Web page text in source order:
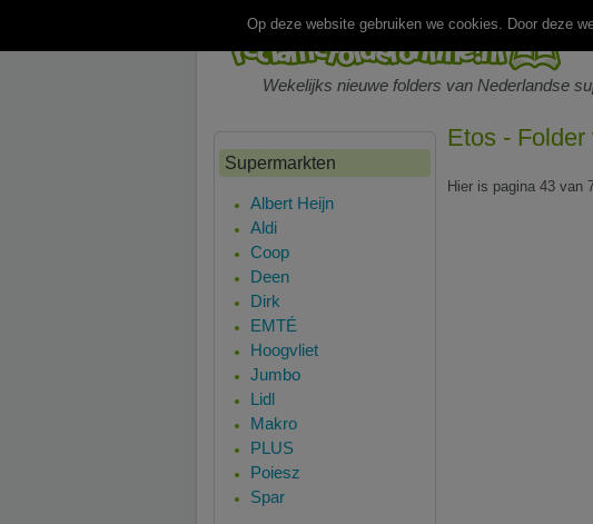
Wekelijks nieuwe folders van Nederlandse
Etos -
Hier is pagina 43 van
Supermarkten
Albert Heijn
Aldi
Coop
Deen
Dirk
EMTÉ
Hoogvliet
Jumbo
Lidl
Makro
PLUS
Poiesz
Spar
Op deze website gebruiken we cookies. Door deze